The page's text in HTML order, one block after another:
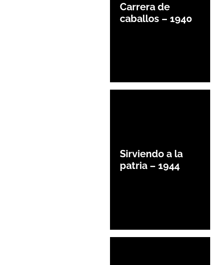
Carrera de
caballos – 1940
Sirviendo a la
patria – 1944